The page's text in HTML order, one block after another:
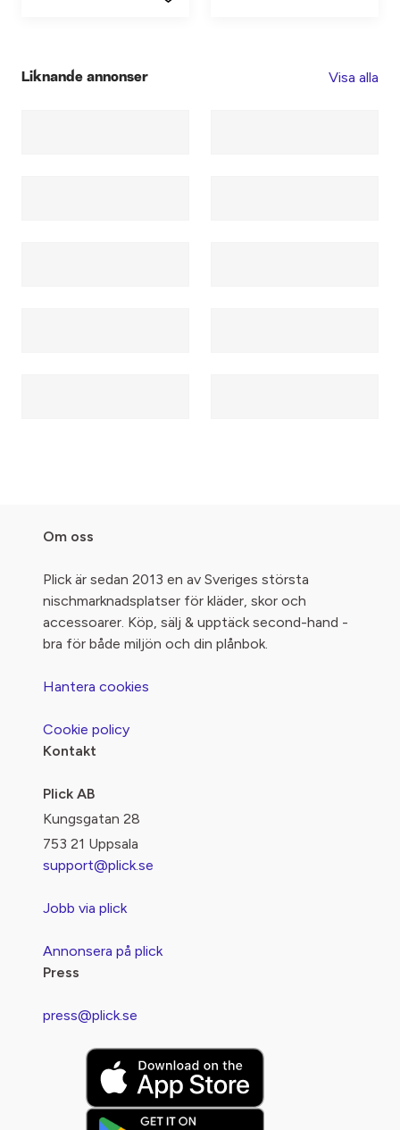
Liknande annonser Visa alla
Om oss
Plick är sedan 2013 en av Sveriges största
nischmarknadsplatser för kläder, skor och
accessoarer. Köp, sälj & upptäck second-hand -
bra för både miljön och din plånbok.
Hantera cookies
Cookie policy
Kontakt
Plick AB
Kungsgatan 28
753 21 Uppsala
support@plick.se
Jobb via plick
Annonsera på plick
Press
press@plick.se